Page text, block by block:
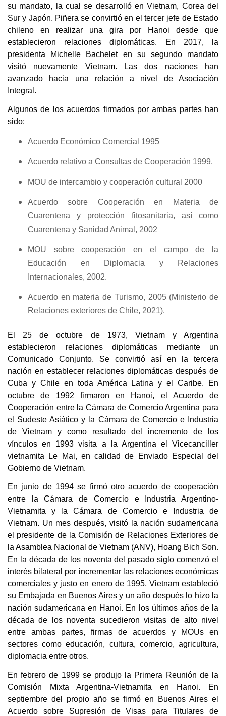
su mandato, la cual se desarrolló en Vietnam, Corea del
Sur y Japón. Piñera se convirtió en el tercer jefe de Estado
chileno en realizar una gira por Hanoi desde que
establecieron relaciones diplomáticas. En 2017, la
presidenta Michelle Bachelet en su segundo mandato
visitó nuevamente Vietnam. Las dos naciones han
avanzado hacia una relación a nivel de Asociación
Integral.
Algunos de los acuerdos firmados por ambas partes han
sido:
Acuerdo Económico Comercial 1995
Acuerdo relativo a Consultas de Cooperación 1999.
MOU de intercambio y cooperación cultural 2000
Acuerdo sobre Cooperación en Materia de
Cuarentena y protección fitosanitaria, así como
Cuarentena y Sanidad Animal, 2002
MOU sobre cooperación en el campo de la
Educación en Diplomacia y Relaciones
Internacionales, 2002.
Acuerdo en materia de Turismo, 2005 (Ministerio de
Relaciones exteriores de Chile, 2021).
El 25 de octubre de 1973, Vietnam y Argentina
establecieron relaciones diplomáticas mediante un
Comunicado Conjunto. Se convirtió así en la tercera
nación en establecer relaciones diplomáticas después de
Cuba y Chile en toda América Latina y el Caribe. En
octubre de 1992 firmaron en Hanoi, el Acuerdo de
Cooperación entre la Cámara de Comercio Argentina para
el Sudeste Asiático y la Cámara de Comercio e Industria
de Vietnam y como resultado del incremento de los
vínculos en 1993 visita a la Argentina el Vicecanciller
vietnamita Le Mai, en calidad de Enviado Especial del
Gobierno de Vietnam.
En junio de 1994 se firmó otro acuerdo de cooperación
entre la Cámara de Comercio e Industria Argentino-
Vietnamita y la Cámara de Comercio e Industria de
Vietnam. Un mes después, visitó la nación sudamericana
el presidente de la Comisión de Relaciones Exteriores de
la Asamblea Nacional de Vietnam (ANV), Hoang Bich Son.
En la década de los noventa del pasado siglo comenzó el
interés bilateral por incrementar las relaciones económicas
comerciales y justo en enero de 1995, Vietnam estableció
su Embajada en Buenos Aires y un año después lo hizo la
nación sudamericana en Hanoi. En los últimos años de la
década de los noventa sucedieron visitas de alto nivel
entre ambas partes, firmas de acuerdos y MOUs en
sectores como educación, cultura, comercio, agricultura,
diplomacia entre otros.
En febrero de 1999 se produjo la Primera Reunión de la
Comisión Mixta Argentina-Vietnamita en Hanoi. En
septiembre del propio año se firmó en Buenos Aires el
Acuerdo sobre Supresión de Visas para Titulares de